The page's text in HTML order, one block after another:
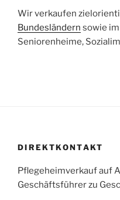
Wir verkaufen
Bundesländern sowie
Seniorenheime,
DIREKTKONTAKT
Pflegeheimverkauf auf
Geschäftsführer zu